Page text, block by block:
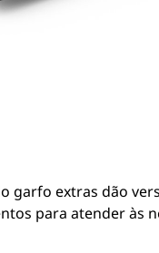
garfo extras dão
para atender às